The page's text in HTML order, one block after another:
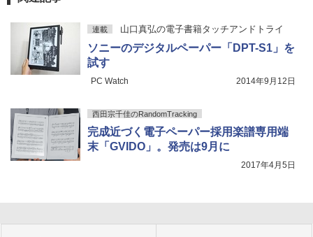
連載 山口真弘の電子書籍タッチアンドトライ
ソニーのデジタルペーパー「DPT-S1」を
試す
PC Watch 2014年9月12日
西田宗千佳のRandomTracking
完成近づく電子ペーパー採用楽譜専用端
末「GVIDO」。発売は9月に
2017年4月5日